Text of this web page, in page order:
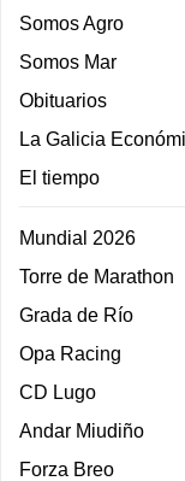
Somos Agro
Somos Mar
Obituarios
La Galicia
El tiempo
Mundial 2026
Torre de Marathon
Grada de Río
Opa Racing
CD Lugo
Andar Miudiño
Forza Breo